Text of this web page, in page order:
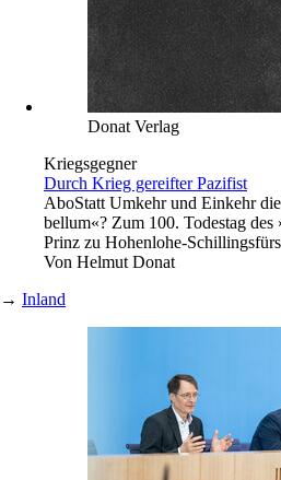
Donat Verlag
Kriegsgegner
Durch Krieg gereifter Pazifist
AboStatt Umkehr und Einkehr
bellum«? Zum 100. Todestag
Prinz zu Hohenlohe-
Von Helmut Donat
→ Inland